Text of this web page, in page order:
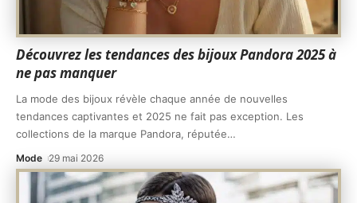
Découvrez les tendances des bijoux Pandora 2025 à
ne pas manquer
La mode des bijoux révèle chaque année de nouvelles
tendances captivantes et 2025 ne fait pas exception. Les
collections de la marque Pandora, réputée…
Mode 29 mai 2026